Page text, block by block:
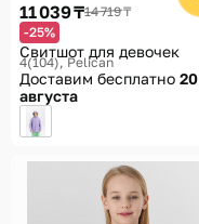
11 039 ₸14 719 ₸
-25%
Свитшот для девочек
4(104) Pelican
Доставим бесплатно 20
августа